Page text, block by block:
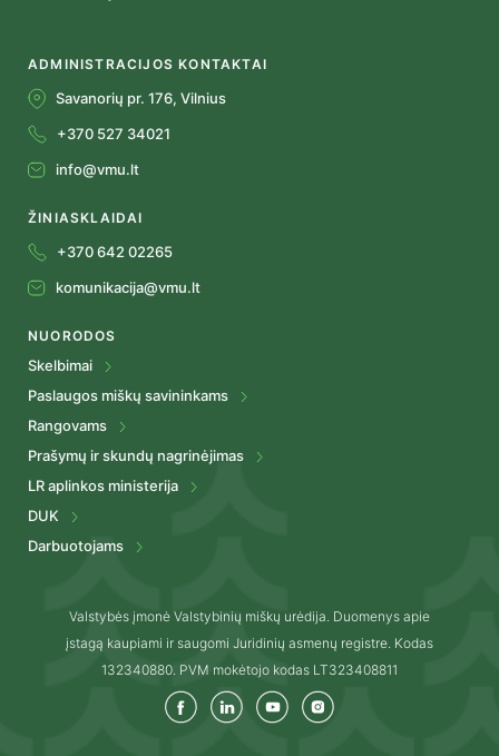
ADMINISTRACIJOS KONTAKTAI
Savanorių pr. 176, Vilnius
+370 527 34021
info@vmu.lt
ŽINIASKLAIDAI
+370 642 02265
komunikacija@vmu.lt
NUORODOS
Skelbimai
Paslaugos miškų savininkams
Rangovams
Prašymų ir skundų nagrinėjimas
LR aplinkos ministerija
DUK
Darbuotojams
Valstybės įmonė Valstybinių miškų urėdija. Duomenys apie
įstagą kaupiami ir saugomi Juridinių asmenų registre. Kodas
132340880. PVM mokėtojo kodas LT323408811